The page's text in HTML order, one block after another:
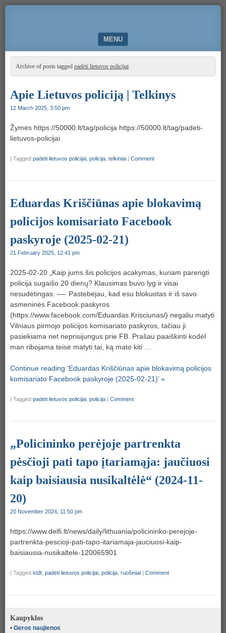
MENU
SKIP TO CONTENT
Archive of posts tagged padėti lietuvos policijai
Apie Lietuvos policiją | Telkinys
12 March 2025, 3:50 pm
Žymės https://50000.lt/tag/policija https://50000.lt/tag/padeti-
lietuvos-policijai
| Tagged padėti lietuvos policijai policija telkiniai | Comment
Eduardas Kriščiūnas apie blokavimą
policijos komisariato Facebook
paskyroje (2025-02-21)
21 February 2025, 12:41 pm
2025-02-20 „Kaip jums šis policijos acakymas, kuriam parengti
policija sugaišo 20 dienų? Klausimas buvo lyg ir visai
nesudėtingas: —- Pastebėjau, kad esu blokuotas ir iš savo
asmeninės Facebook paskyros
(https://www.facebook.com/Eduardas.Krisciunas/) negaliu matyti
Vilniaus pirmojo policijos komisariato paskyros, tačiau ji
pasiekiama net neprisijungus prie FB. Prašau paaiškinti kodėl
man ribojama teisė matyti tai, ką mato kiti …
Continue reading ‘Eduardas Kriščiūnas apie blokavimą policijos
komisariato Facebook paskyroje (2025-02-21)’ »
| Tagged padėti lietuvos policijai policija | Comment
„Policininko perėjoje partrenkta
pėsčioji pati tapo įtariamąja: jaučiuosi
kaip baisiausia nusikaltėlė“ (2024-11-
20)
20 November 2024, 11:50 pm
https://www.delfi.lt/news/daily/lithuania/policininko-perejoje-
partrenkta-pescioji-pati-tapo-itariamaja-jauciuosi-kaip-
baisiausia-nusikaltele-120065901
| Tagged ktdt padėti lietuvos policijai policija ruošiniai | Comment
Kaupyklos
• Geros naujienos